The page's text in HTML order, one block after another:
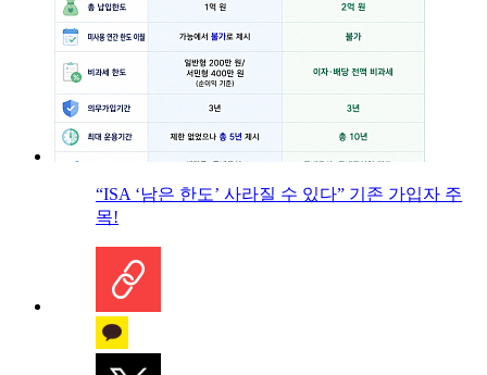
“ISA ‘남은 한도’ 사라질 수 있다” 기존 가입자 주
목!